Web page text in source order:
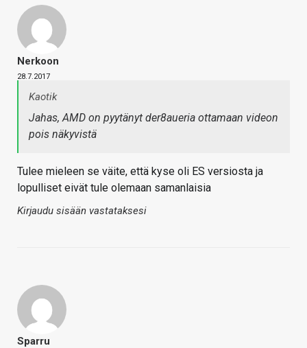
Nerkoon
28.7.2017
Kaotik
Jahas, AMD on pyytänyt der8aueria ottamaan videon
pois näkyvistä
Tulee mieleen se väite, että kyse oli ES versiosta ja
lopulliset eivät tule olemaan samanlaisia
Kirjaudu sisään vastataksesi
Sparru